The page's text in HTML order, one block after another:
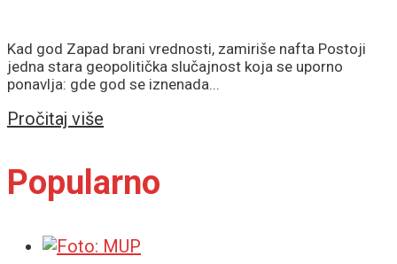
Kad god Zapad brani vrednosti, zamiriše nafta Postoji
jedna stara geopolitička slučajnost koja se uporno
ponavlja: gde god se iznenada...
Pročitaj više
Popularno